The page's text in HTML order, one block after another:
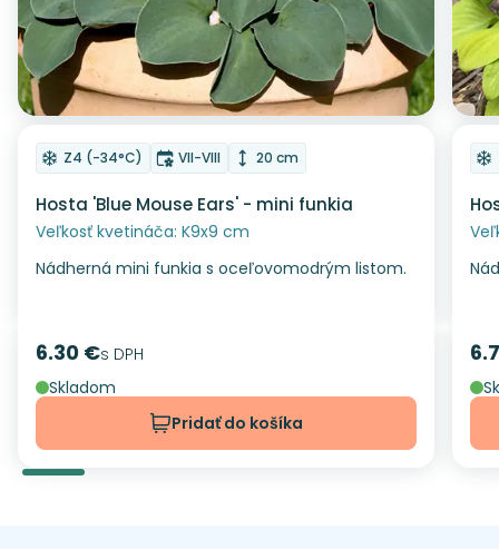
Odober do zoznamu želaní
Mrazuvzdornosť
Z4 (-34°C) Doba kvitnutia
VII-VIII Výška rastliny
20 cm
Hosta 'Blue Mouse Ears' - mini funkia
Veľkosť kvetináča: K9x9 cm
Nádherná mini funkia s oceľovomodrým listom.
Cena
6.30 €s DPH
Skladom
Pridať do košíka